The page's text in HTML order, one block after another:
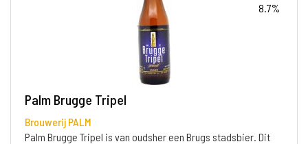
8.7%
Palm Brugge Tripel
Brouwerij PALM
Palm Brugge Tripel is van oudsher een Brugs stadsbier. Dit